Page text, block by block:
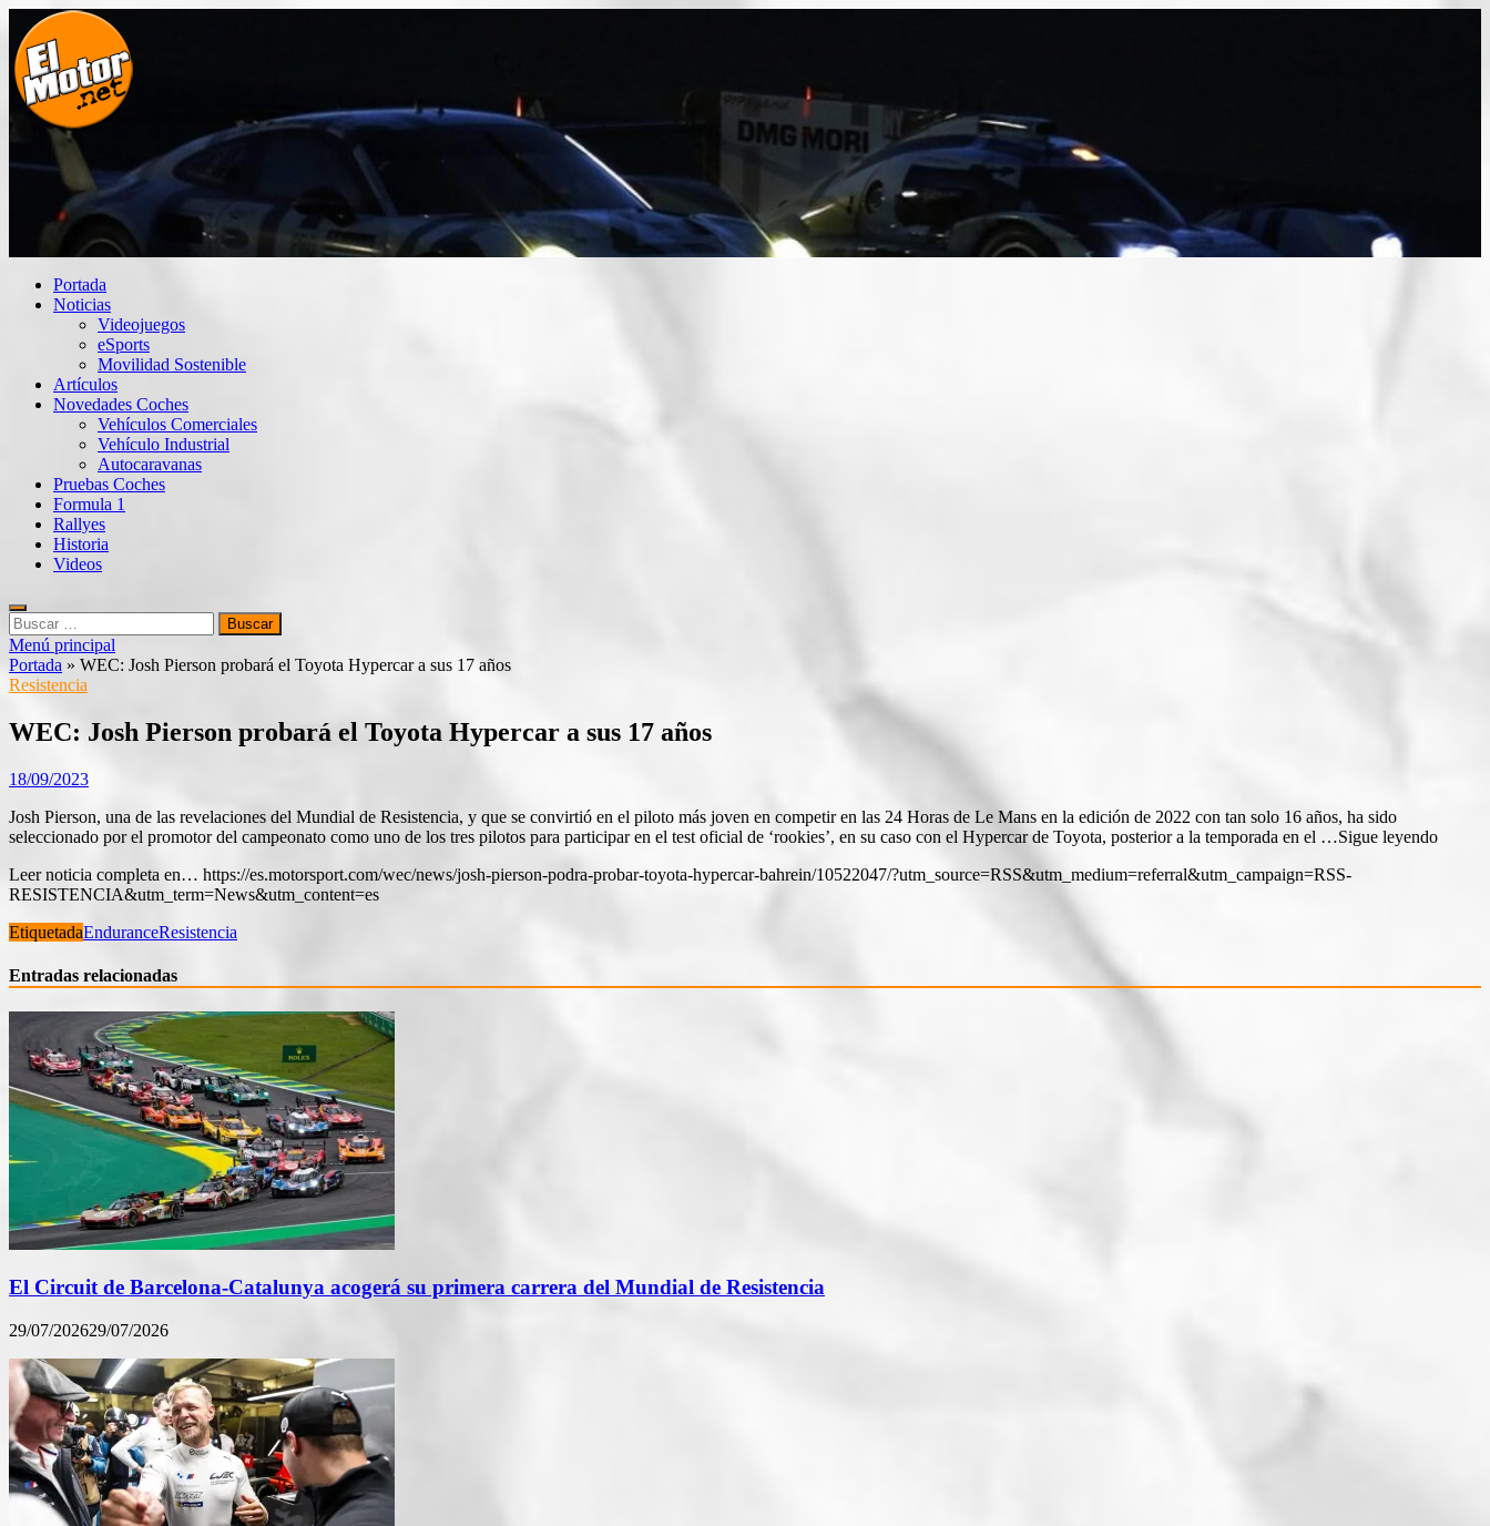
Saltar
contenido
El Motor punto Net
Información sobre novedades y pruebas de Automóviles
Portada
Noticias
Videojuegos
eSports
Movilidad Sostenible
Artículos
Novedades Coches
Vehículos Comerciales
Vehículo Industrial
Autocaravanas
Pruebas Coches
Formula 1
Rallyes
Historia
Videos
Buscar:
Menú principal
Portada » WEC: Josh Pierson probará el Toyota Hypercar a sus 17 años
Resistencia
WEC: Josh Pierson probará el Toyota Hypercar a sus 17 años
18/09/2023
Josh Pierson, una de las revelaciones del Mundial de Resistencia, y que se convirtió en el piloto más joven en competir en las 24 Horas de Le Mans en la edición de 2022 con tan solo 16 años, ha sido
seleccionado por el promotor del campeonato como uno de los tres pilotos para participar en el test oficial de ‘rookies’, en su caso con el Hypercar de Toyota, posterior a la temporada en el …Sigue leyendo
Leer noticia completa en… https://es.motorsport.com/wec/news/josh-pierson-podra-probar-toyota-hypercar-bahrein/10522047/?utm_source=RSS&utm_medium=referral&utm_campaign=RSS-
RESISTENCIA&utm_term=News&utm_content=es
EtiquetadaEnduranceResistencia
Entradas relacionadas
El Circuit de Barcelona-Catalunya acogerá su primera carrera del Mundial de Resistencia
29/07/202629/07/2026